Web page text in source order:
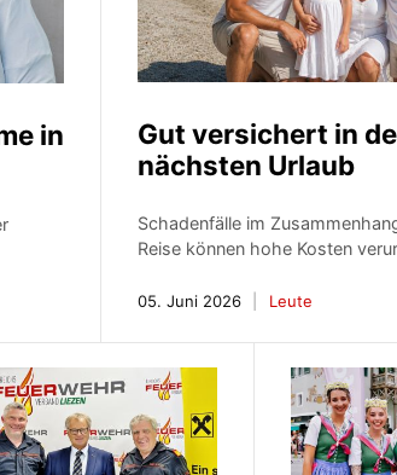
in
Gut versichert in
nächsten Urlaub
Schadenfälle im
Reise können hohe Kosten
05. Juni 2026 Leute